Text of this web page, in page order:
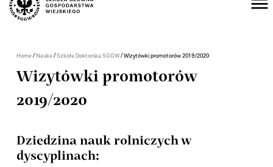
Home/Nauka/Szkoła Doktorska SGGW/Wizytówki promotorów 2019/2020
Wizytówki promotorów
2019/2020
Dziedzina nauk rolniczych w
dyscyplinach: